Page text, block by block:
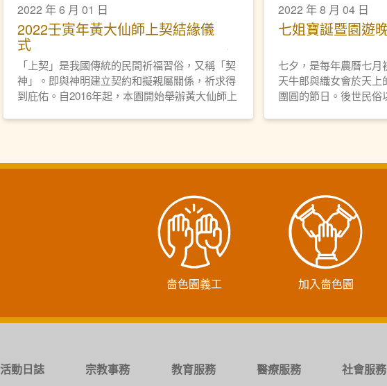
2022 年 6 月 01 日
2022壬寅年黃大仙師上契結緣儀
式
「上契」是我國傳統的民間祈福習俗，又稱「契
神」。即與神明建立契約和擬親屬關係，祈求得
到庇佑。自2016年起，本園開始舉辦黃大仙師上
2022 年 8 月 04 日
七姐寶誕暨園遊
七夕，是每年農曆七
天牛郎與織女會於天
團圓的節日。後世民俗
嗇色園義工 加入嗇色園
活動日誌 宗教事務 教育服務 醫療服務 社會服務